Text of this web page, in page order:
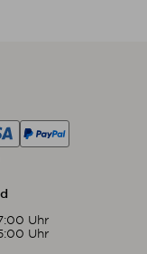
Uhr
Uhr